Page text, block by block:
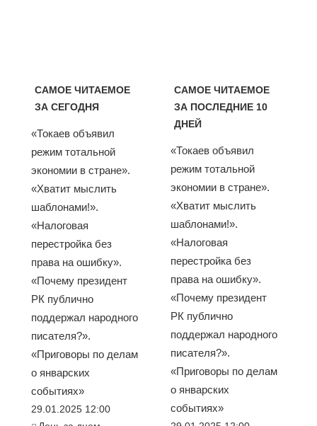
САМОЕ ЧИТАЕМОЕ
ЗА СЕГОДНЯ
«Токаев объявил
режим тотальной
экономии в стране».
«Хватит мыслить
шаблонами!».
«Налоговая
перестройка без
права на ошибку».
«Почему президент
РК публично
поддержал народного
писателя?».
«Приговоры по делам
о январских
событиях»
29.01.2025 12:00
САМОЕ ЧИТАЕМОЕ
ЗА ПОСЛЕДНИЕ 10
ДНЕЙ
«Токаев объявил
режим тотальной
экономии в стране».
«Хватит мыслить
шаблонами!».
«Налоговая
перестройка без
права на ошибку».
«Почему президент
РК публично
поддержал народного
писателя?».
«Приговоры по делам
о январских
событиях»